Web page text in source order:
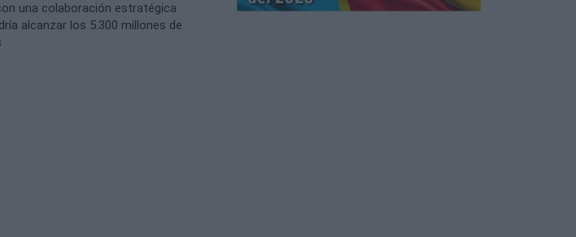
una colaboración estratégica
alcanzar los 5.300 millones de